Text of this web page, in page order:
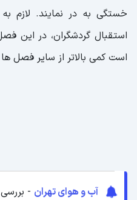
خستگی به در نمایند. لازم
استقبال گردشگران، در این
است کمی بالاتر از سایر فصل
آب و هوای تهران -